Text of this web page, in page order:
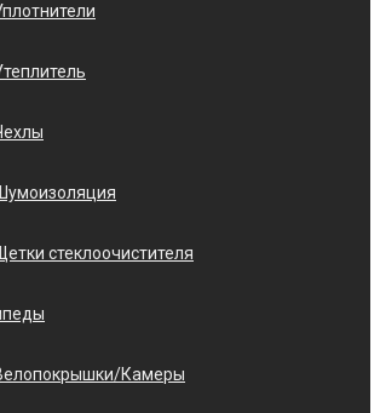
Щетки стеклоочистителя
Камеры